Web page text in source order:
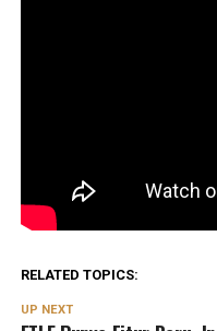
RELATED TOPICS:
UP NEXT